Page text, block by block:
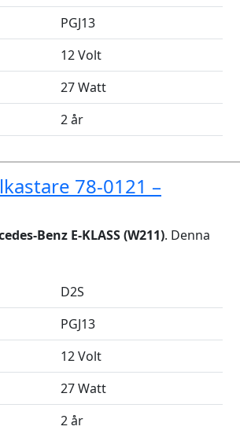
PGJ13
12 Volt
27 Watt
2 år
78-0121 –
Benz E-KLASS (W211). Denna
D2S
PGJ13
12 Volt
27 Watt
2 år